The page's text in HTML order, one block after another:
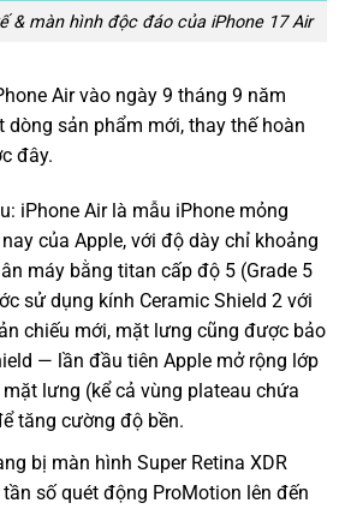
& màn hình độc đáo của iPhone 17 Air
Air vào ngày 9 tháng 9 năm
sản phẩm mới, thay thế hoàn
đây.
iPhone Air là mẫu iPhone mỏng
của Apple, với độ dày chỉ khoảng
máy bằng titan cấp độ 5 (Grade 5
sử dụng kính Ceramic Shield 2 với
chiếu mới, mặt lưng cũng được bảo
— lần đầu tiên Apple mở rộng lớp
mặt lưng (kể cả vùng plateau chứa
tăng cường độ bền.
bị màn hình Super Retina XDR
tần số quét động ProMotion lên đến